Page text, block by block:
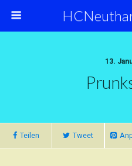
13.
Teilen Tweet